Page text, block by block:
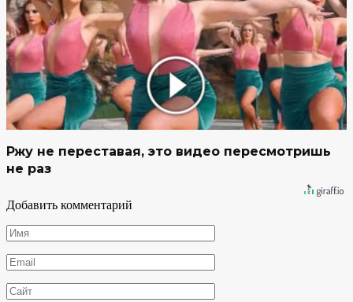
Ржу не переставая, это видео пересмотришь
не раз
Добавить комментарий
Имя
*
Email
*
Сайт